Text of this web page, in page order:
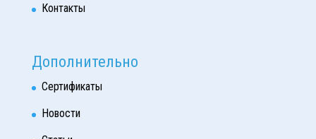
Контакты
Дополнительно
Сертификаты
Новости